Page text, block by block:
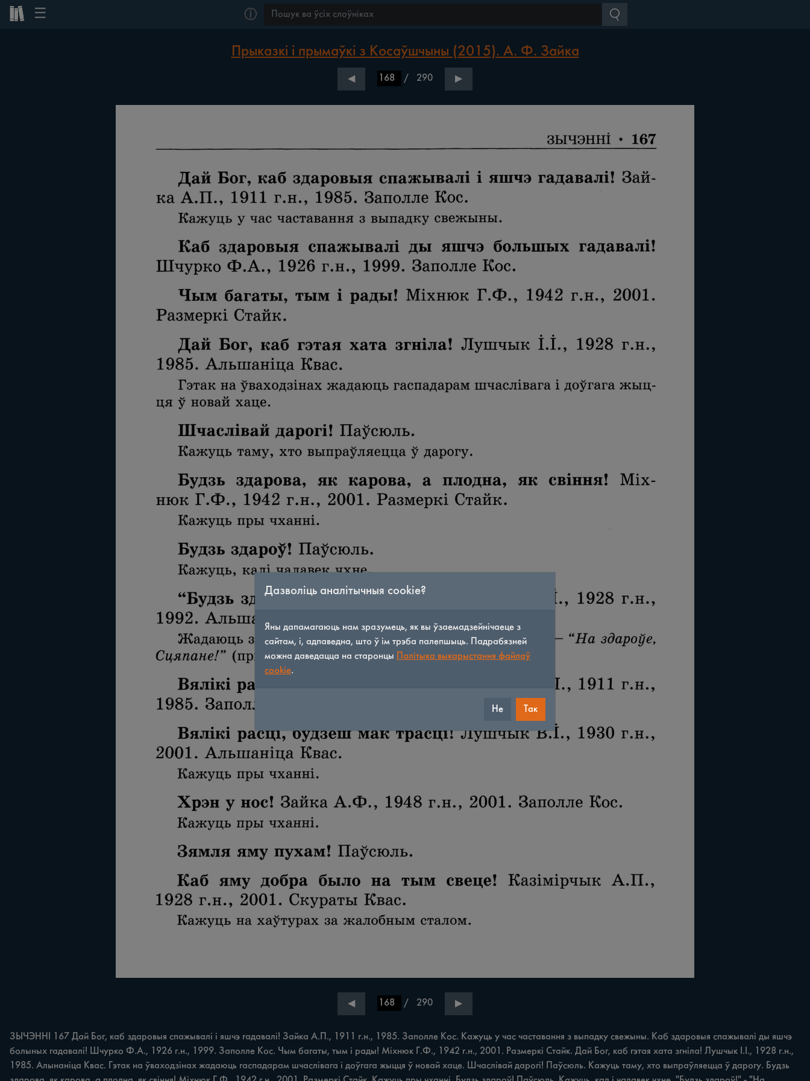
☰ ⓘ
Прыказкі і прымаўкі з Косаўшчыны (2015). А. Ф. Зайка
◀ / 290 ▶
◀ / 290 ▶
ЗЫЧЭННІ 167 Дай Бог, каб здаровыя спажывалі i яшчэ гадавалі! Зайка А.П., 1911 г.н., 1985. Заполле Кос. Кажуць у час частавання з выпадку свежыны. Каб здаровыя спажывалі ды яшчэ
болыных гадавалі! Шчурко Ф.А., 1926 г.н., 1999. Заполле Кос. Чым багаты, тым i рады! Міхнюк Г.Ф., 1942 г.н., 2001. Размеркі Стайк. Дай Бог, каб гэтая хата згніла! Лушчык І.І., 1928 г.н.,
1985. Алынаніца Квас. Гэтак на ўваходзінах жадаюць гаспадарам шчаслівага i доўгага жыцця ў новай хаце. Шчаслівай дарогі! Паўсюль. Кажуць таму, хто выпраўляецца ў дарогу. Будзь
Дазволіць аналітычныя cookie?
Яны дапамагаюць нам зразумець, як вы ўзаемадзейнічаеце з
сайтам, і, адпаведна, што ў ім трэба палепшыць. Падрабязней
можна даведацца на старонцы Палітыка выкарыстання файлаў
cookie.
Не Так